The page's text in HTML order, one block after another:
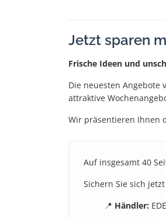
Jetzt sparen
Frische Ideen und
Die neuesten Angebote
attraktive
Wir präsentieren Ihnen
Auf insgesamt 40
Sichern Sie sich
📍 Händler: